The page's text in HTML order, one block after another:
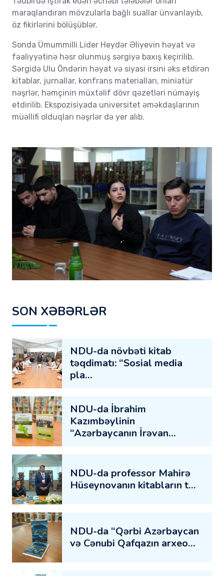
maraqlandıran mövzularla bağlı suallar ünvanlayıb,
öz fikirlərini bölüşüblər.
Sonda Ümummilli Lider Heydər Əliyevin həyat və
fəaliyyətinə həsr olunmuş sərgiyə baxış keçirilib.
Sərgidə Ulu Öndərin həyat və siyasi irsini əks etdirən
kitablar, jurnallar, konfrans materialları, miniatür
nəşrlər, həmçinin müxtəlif dövr qəzetləri nümayiş
etdirilib. Ekspozisiyada universitet əməkdaşlarının
müəllifi olduqları nəşrlər də yer alıb.
SON XƏBƏRLƏR
NDU-da növbəti kitab
təqdimatı: “Sosial media
pla…
NDU-da İbrahim
Kazımbəylinin
“Azərbaycanın İrəvan…
NDU-da professor Mahirə
Hüseynovanın kitabların t…
NDU-da “Qərbi Azərbaycan
və Cənubi Qafqazın arxeo…